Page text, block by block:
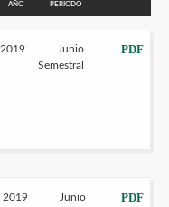
AÑO PERIODO
2019
Junio
Semestral
PDF
2019
Junio
PDF